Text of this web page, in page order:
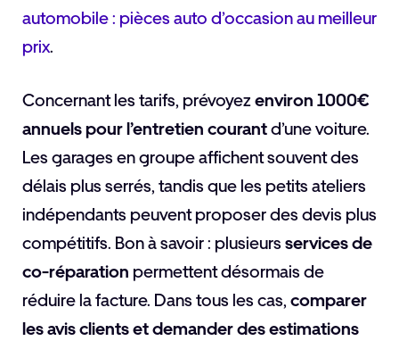
automobile : pièces auto d’occasion au meilleur
prix.
Concernant les tarifs, prévoyezenviron 1000€
annuels pour l’entretien courantd’une voiture.
Les garages en groupe affichent souvent des
délais plus serrés, tandis que les petits ateliers
indépendants peuvent proposer des devis plus
compétitifs. Bon à savoir : plusieurs services de
co-réparation permettent désormais de
réduire la facture. Dans tous les cas, comparer
les avis clients et demander des estimations